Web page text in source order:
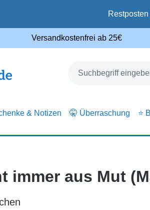
Versandkostenfrei ab 25€
& Notizen 🤫 Überraschung ⭐
immer aus Mut